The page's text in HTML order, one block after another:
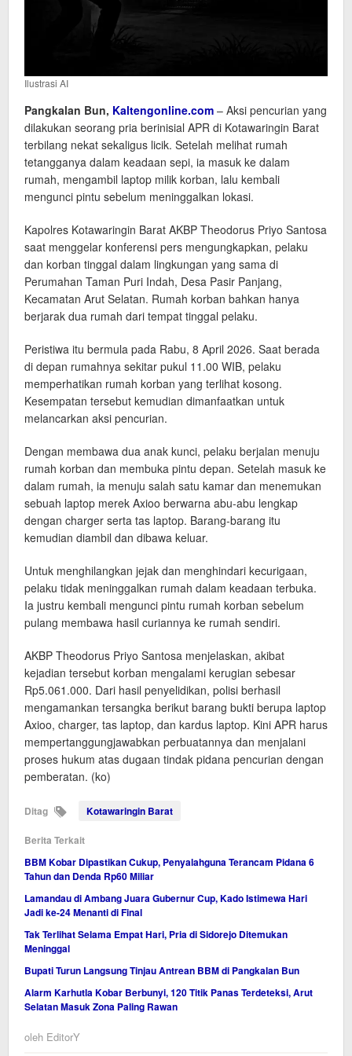
Ilustrasi AI
Pangkalan Bun, Kaltengonline.com – Aksi pencurian yang
dilakukan seorang pria berinisial APR di Kotawaringin Barat
terbilang nekat sekaligus licik. Setelah melihat rumah
tetangganya dalam keadaan sepi, ia masuk ke dalam
rumah, mengambil laptop milik korban, lalu kembali
mengunci pintu sebelum meninggalkan lokasi.
Kapolres Kotawaringin Barat AKBP Theodorus Priyo Santosa
saat menggelar konferensi pers mengungkapkan, pelaku
dan korban tinggal dalam lingkungan yang sama di
Perumahan Taman Puri Indah, Desa Pasir Panjang,
Kecamatan Arut Selatan. Rumah korban bahkan hanya
berjarak dua rumah dari tempat tinggal pelaku.
Peristiwa itu bermula pada Rabu, 8 April 2026. Saat berada
di depan rumahnya sekitar pukul 11.00 WIB, pelaku
memperhatikan rumah korban yang terlihat kosong.
Kesempatan tersebut kemudian dimanfaatkan untuk
melancarkan aksi pencurian.
Dengan membawa dua anak kunci, pelaku berjalan menuju
rumah korban dan membuka pintu depan. Setelah masuk ke
dalam rumah, ia menuju salah satu kamar dan menemukan
sebuah laptop merek Axioo berwarna abu-abu lengkap
dengan charger serta tas laptop. Barang-barang itu
kemudian diambil dan dibawa keluar.
Untuk menghilangkan jejak dan menghindari kecurigaan,
pelaku tidak meninggalkan rumah dalam keadaan terbuka.
Ia justru kembali mengunci pintu rumah korban sebelum
pulang membawa hasil curiannya ke rumah sendiri.
AKBP Theodorus Priyo Santosa menjelaskan, akibat
kejadian tersebut korban mengalami kerugian sebesar
Rp5.061.000. Dari hasil penyelidikan, polisi berhasil
mengamankan tersangka berikut barang bukti berupa laptop
Axioo, charger, tas laptop, dan kardus laptop. Kini APR harus
mempertanggungjawabkan perbuatannya dan menjalani
proses hukum atas dugaan tindak pidana pencurian dengan
pemberatan. (ko)
Ditag Kotawaringin Barat
Berita Terkait
BBM Kobar Dipastikan Cukup, Penyalahguna Terancam Pidana 6
Tahun dan Denda Rp60 Miliar
Lamandau di Ambang Juara Gubernur Cup, Kado Istimewa Hari
Jadi ke-24 Menanti di Final
Tak Terlihat Selama Empat Hari, Pria di Sidorejo Ditemukan
Meninggal
Bupati Turun Langsung Tinjau Antrean BBM di Pangkalan Bun
Alarm Karhutla Kobar Berbunyi, 120 Titik Panas Terdeteksi, Arut
Selatan Masuk Zona Paling Rawan
oleh EditorY